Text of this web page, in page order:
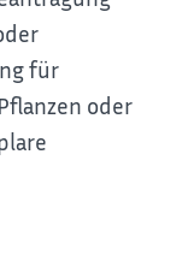
für
oder